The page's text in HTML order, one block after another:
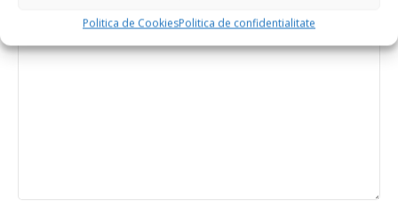
Politica de CookiesPolitica de confidentialitate
Recenzia ta*